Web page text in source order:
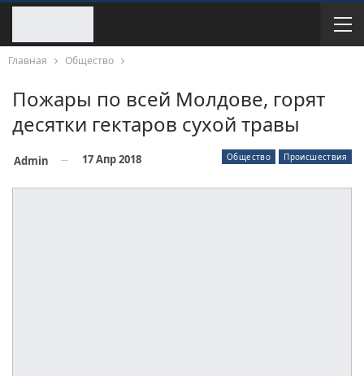
Главная Общество
Пожары по всей Молдове, горят
десятки гектаров сухой травы
Общество Происшествия
Admin 17 Апр 2018